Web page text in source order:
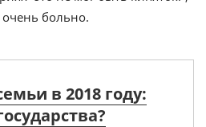
больно.
в 2018 году: